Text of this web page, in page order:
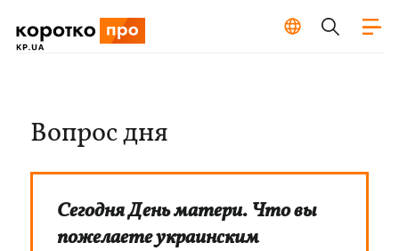
Вопрос дня
Сегодня День матери. Что вы
пожелаете украинским